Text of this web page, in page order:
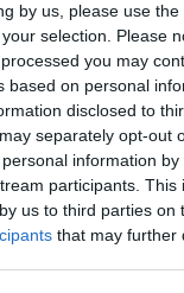
by us, please use
selection. Please
you may
based on personal
disclosed to
separately opt-out
information
participants.
us to third parties on
that may further